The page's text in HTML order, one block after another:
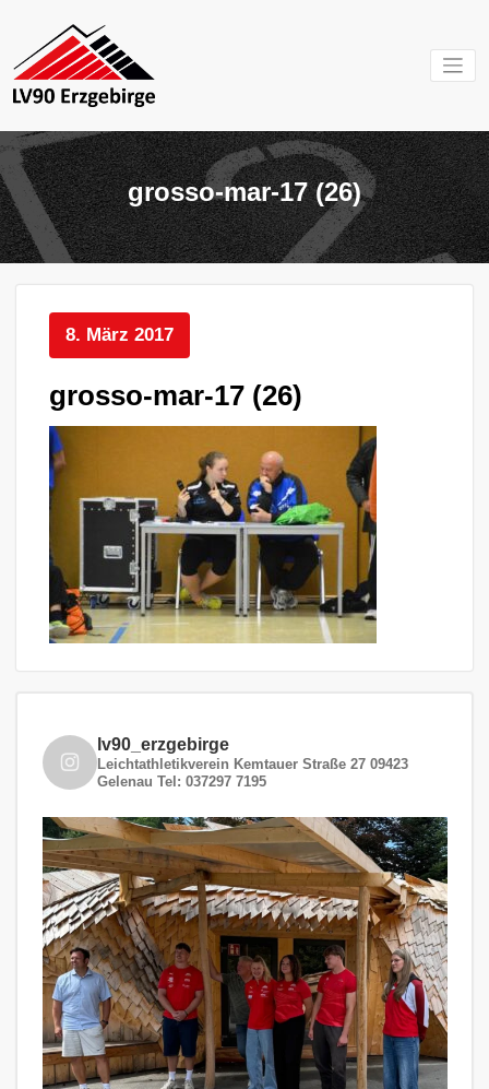
springen
e.V.
Mein Verein im
grosso-mar-17 (26)
8. März 2017
grosso-mar-17 (26)
lv90_erzgebirge
Leichtathletikverein Kemtauer Straße 27 09423
Gelenau Tel: 037297 7195